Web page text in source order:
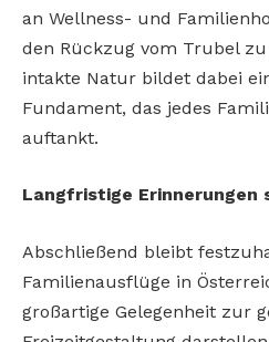
an Wellness- und
den Rückzug vom Trubel
intakte Natur bildet dabei
Fundament, das jedes
auftankt.
Langfristige Erinnerungen
Abschließend bleibt
Familienausflüge in
großartige Gelegenheit zur